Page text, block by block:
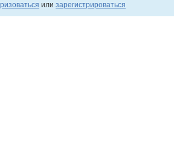
или зарегистрироваться